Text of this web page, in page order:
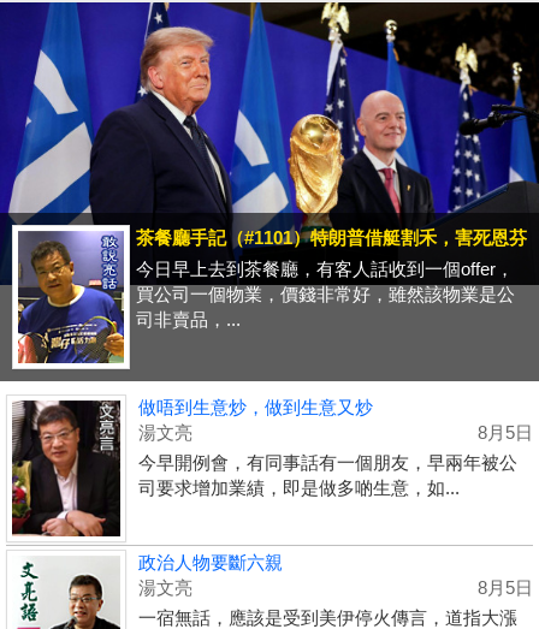
茶餐廳手記（#1101）特朗普借艇割禾，害死恩芬
今日早上去到茶餐廳，有客人話收到一個offer，
買公司一個物業，價錢非常好，雖然該物業是公
司非賣品，...
做唔到生意炒，做到生意又炒
湯文亮
8月5日
今早開例會，有同事話有一個朋友，早兩年被公
司要求增加業績，即是做多啲生意，如...
政治人物要斷六親
湯文亮
8月5日
一宿無話，應該是受到美伊停火傳言，道指大漲